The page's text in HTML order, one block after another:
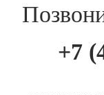
+7